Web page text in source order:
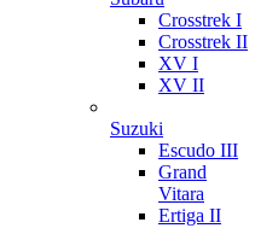
Crosstrek I
Crosstrek II
XV I
XV II
Suzuki
Escudo III
Grand
Vitara
Ertiga II